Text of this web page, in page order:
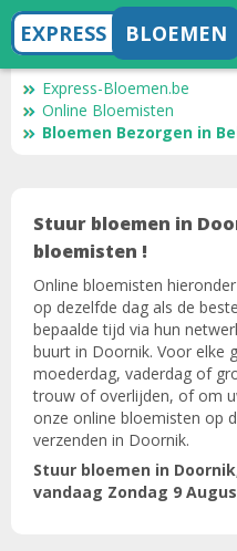
EXPRESS BLOEMEN
Express-Bloemen.be
Online Bloemisten
Bloemen Bezorgen in
Stuur bloemen in
bloemisten !
Online bloemisten
op dezelfde dag als de
bepaalde tijd via hun
buurt in Doornik. Voor elke
moederdag, vaderdag of
trouw of overlijden, of om
onze online bloemisten op
verzenden in Doornik.
Stuur bloemen in
vandaag Zondag 9